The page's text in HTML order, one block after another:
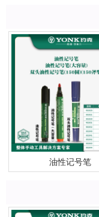
油性记号笔